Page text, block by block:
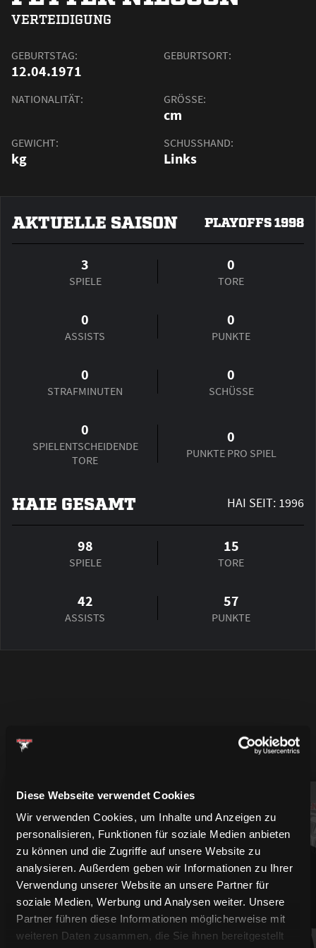
Diese Webseite verwendet Cookies
Wir verwenden Cookies, um Inhalte und Anzeigen zu
personalisieren, Funktionen für soziale Medien anbieten
zu können und die Zugriffe auf unsere Website zu
analysieren. Außerdem geben wir Informationen zu Ihrer
Verwendung unserer Website an unsere Partner für
soziale Medien, Werbung und Analysen weiter. Unsere
Partner führen diese Informationen möglicherweise mit
weiteren Daten zusammen, die Sie ihnen bereitgestellt
VERTEIDIGUNG
GEBURTSTAG:
12.04.1971
GEBURTSORT:
NATIONALITÄT: GRÖSSE:
cm
GEWICHT:
kg
SCHUSSHAND:
Links
AKTUELLE SAISON PLAYOFFS 1998
3
SPIELE
0
TORE
0
ASSISTS
0
PUNKTE
0
STRAFMINUTEN
0
SCHÜSSE
0
SPIEL­ENTSCHEIDENDE
TORE
0
PUNKTE PRO SPIEL
HAIE GESAMT HAI SEIT: 1996
98
SPIELE
15
TORE
42
ASSISTS
57
PUNKTE
MEHR SPIELER
94 61